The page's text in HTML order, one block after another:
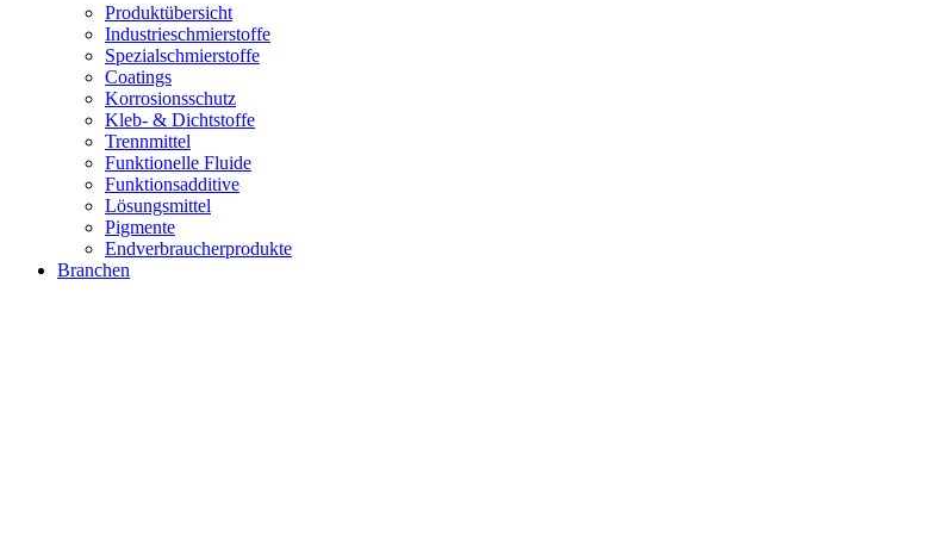
Produktübersicht
Industrieschmierstoffe
Spezialschmierstoffe
Coatings
Korrosionsschutz
Kleb- & Dichtstoffe
Trennmittel
Funktionelle Fluide
Funktionsadditive
Lösungsmittel
Pigmente
Endverbraucherprodukte
Branchen